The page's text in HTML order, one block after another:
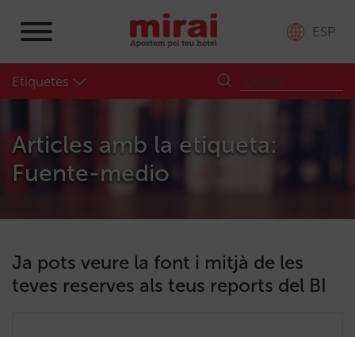
ESP
Etiquetes
Articles amb la etiqueta:
Fuente-medio
Ja pots veure la font i mitjà de les
teves reserves als teus reports del BI